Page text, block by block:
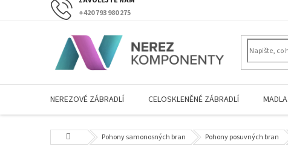
+420 793 980 275
NEREZOVÉ ZÁBRADLÍ CELOSKLENĚNÉ ZÁBRADLÍ MADLA
Domů Pohony samonosných bran Pohony posuvných bran